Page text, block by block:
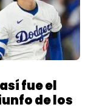
fue el
de los